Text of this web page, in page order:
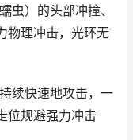
虫）的头部冲撞、
物理冲击，光环无
续快速地攻击，一
位规避强力冲击